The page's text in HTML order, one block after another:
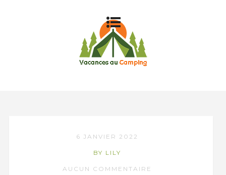
6 JANVIER 2022
BY LILY
AUCUN COMMENTAIRE